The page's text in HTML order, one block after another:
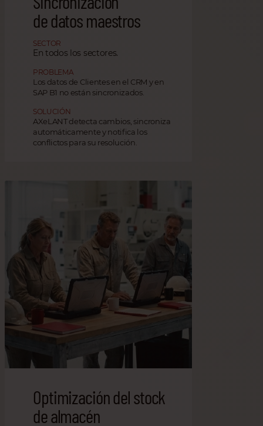
de datos maestros
SECTOR
En todos los sectores.
PROBLEMA
Los datos de Clientes en el CRM y en
SAP B1 no están sincronizados.
SOLUCIÓN
AXeLANT detecta cambios, sincroniza
automáticamente y notifica los
conflictos para su resolución.
Optimización del stock
de almacén